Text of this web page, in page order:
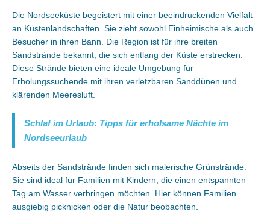
Die Nordseeküste begeistert mit einer beeindruckenden Vielfalt
an Küstenlandschaften. Sie zieht sowohl Einheimische als auch
Besucher in ihren Bann. Die Region ist für ihre breiten
Sandstrände bekannt, die sich entlang der Küste erstrecken.
Diese Strände bieten eine ideale Umgebung für
Erholungssuchende mit ihren verletzbaren Sanddünen und
klärenden Meeresluft.
Schlaf im Urlaub: Tipps für erholsame Nächte im
Nordseeurlaub
Abseits der Sandstrände finden sich malerische Grünstrände.
Sie sind ideal für Familien mit Kindern, die einen entspannten
Tag am Wasser verbringen möchten. Hier können Familien
ausgiebig picknicken oder die Natur beobachten.